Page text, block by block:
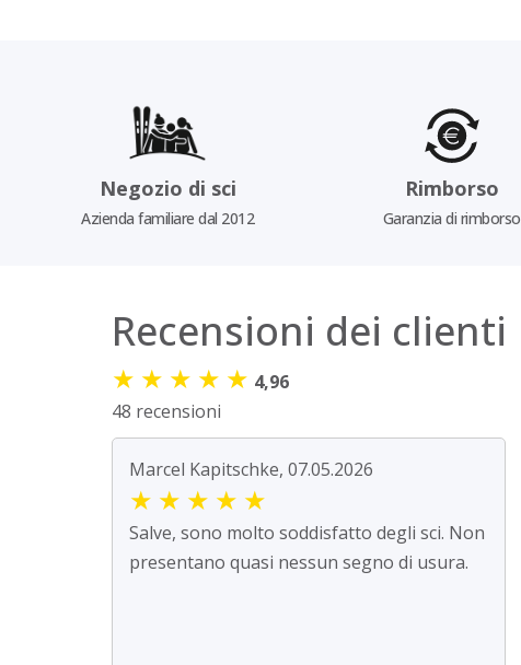
Negozio di sci
Azienda familiare dal 2012
Rimborso
Garanzia di rimborso
Recensioni dei clienti
★ ★ ★ ★ ★ 4,96
48 recensioni
Marcel Kapitschke, 07.05.2026
★ ★ ★ ★ ★
Salve, sono molto soddisfatto degli sci. Non
presentano quasi nessun segno di usura.